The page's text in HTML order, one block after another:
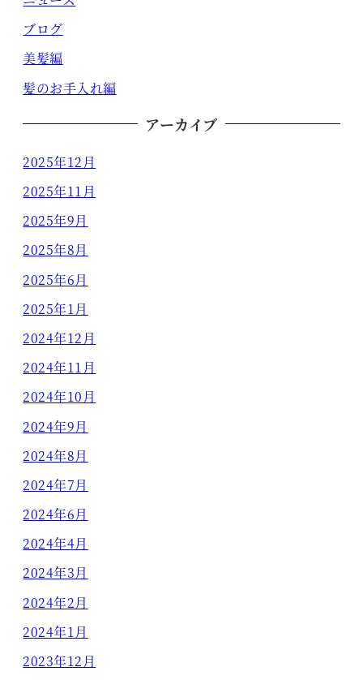
ブログ
美髪編
髪のお手入れ編
アーカイブ
2025年12月
2025年11月
2025年9月
2025年8月
2025年6月
2025年1月
2024年12月
2024年11月
2024年10月
2024年9月
2024年8月
2024年7月
2024年6月
2024年4月
2024年3月
2024年2月
2024年1月
2023年12月